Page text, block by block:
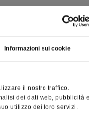
Informazioni sui cookie
il nostro traffico.
dei dati web, pubblicità e
utilizzo dei loro servizi.
minore
controllata